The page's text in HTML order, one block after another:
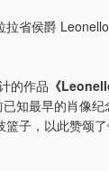
拉省侯爵
的作品 《
知最早的肖像纪
子，以此赞颂